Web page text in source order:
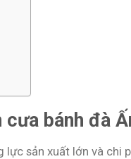
bánh đà
sản xuất lớn và